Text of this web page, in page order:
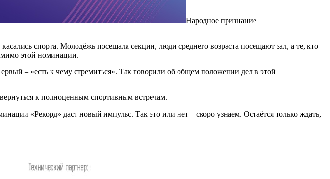
Народное признание
спорта. Молодёжь посещала секции, люди среднего возраста посещают зал, а те, кто
мимо этой номинации.
– «есть к чему стремиться». Так говорили об общем положении дел в этой
к полноценным спортивным встречам.
«Рекорд» даст новый импульс. Так это или нет – скоро узнаем. Остаётся только ждать,